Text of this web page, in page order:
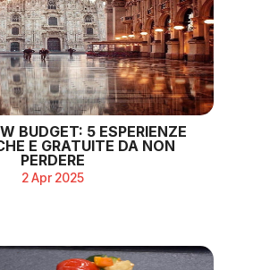
BUDGET: 5 ESPERIENZE
E GRATUITE DA NON
PERDERE
2 Apr 2025